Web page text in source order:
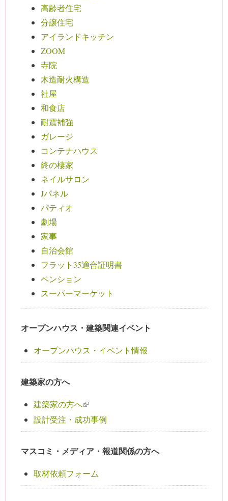
高齢者住宅
分譲住宅
アイランドキッチン
ZOOM
寺院
木造耐火構造
社屋
和食店
耐震補強
ガレージ
コンテナハウス
終の棲家
ネイルサロン
Jパネル
パティオ
劇場
家事
自治会館
フラット35適合証明書
ペンション
スーパーマーケット
オープンハウス・建築関連イベント
オープンハウス・イベント情報
建築家の方へ
建築家の方へ(link is external)
設計受注・成功事例
マスコミ・メディア・報道関係の方へ
取材依頼フォーム